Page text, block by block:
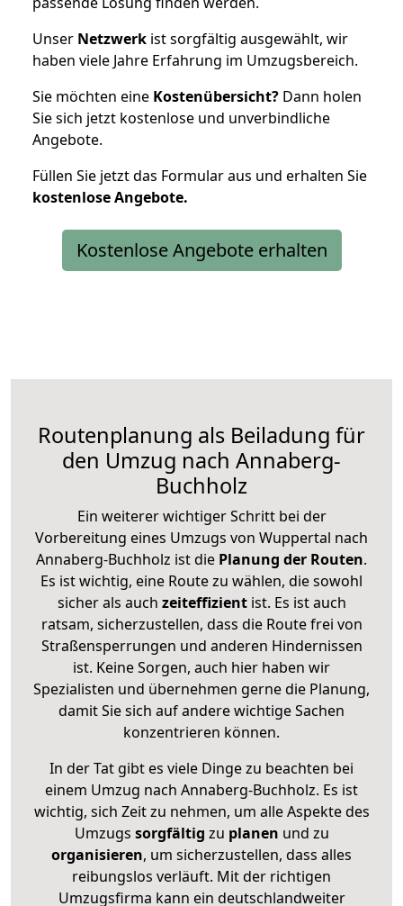
Unser Netzwerk ist sorgfältig ausgewählt, wir
haben viele Jahre Erfahrung im Umzugsbereich.
Sie möchten eine Kostenübersicht? Dann holen
Sie sich jetzt kostenlose und unverbindliche
Angebote.
Füllen Sie jetzt das Formular aus und erhalten Sie
kostenloseAngebote.
Kostenlose Angebote erhalten
Routenplanung als Beiladung für
den Umzug nach Annaberg-
Buchholz
Ein weiterer wichtiger Schritt bei der
Vorbereitung eines Umzugs von Wuppertal nach
Annaberg-Buchholz ist die Planung der Routen.
Es ist wichtig, eine Route zu wählen, die sowohl
sicher als auch zeiteffizientist. Es ist auch
ratsam, sicherzustellen, dass die Route frei von
Straßensperrungen und anderen Hindernissen
ist. Keine Sorgen, auch hier haben wir
Spezialisten und übernehmen gerne die Planung,
damit Sie sich auf andere wichtige Sachen
konzentrieren können.
In der Tat gibt es viele Dinge zu beachten bei
einem Umzug nach Annaberg-Buchholz. Es ist
wichtig, sich Zeit zu nehmen, um alle Aspekte des
Umzugs sorgfältig zu planen und zu
organisieren, um sicherzustellen, dass alles
reibungslos verläuft. Mit der richtigen
Umzugsfirma kann ein deutschlandweiter